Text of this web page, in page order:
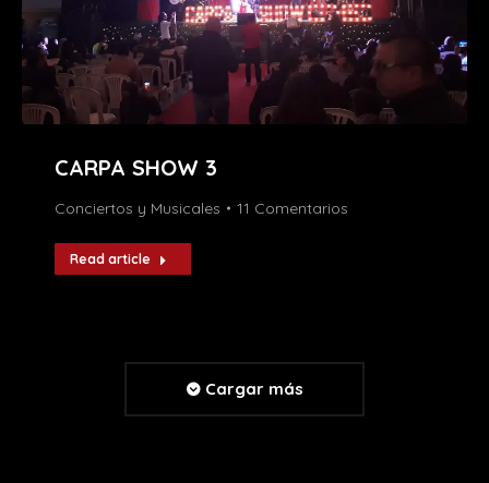
CARPA SHOW 3
Conciertos y Musicales 11 Comentarios
Read article
Cargar más